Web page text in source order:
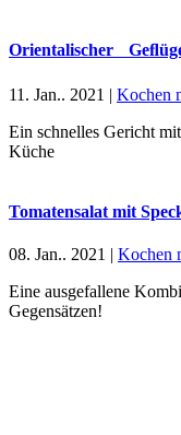
Orientalischer
11. Jan.. 2021 | Kochen
Ein schnelles Gericht
Küche
Tomatensalat mit
08. Jan.. 2021 | Kochen
Eine ausgefallene
Gegensätzen!